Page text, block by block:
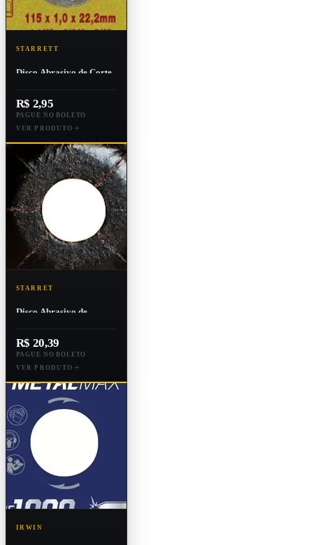
STARRETT
Disco Abrasivo de Corte
R$ 2,95
PAGUE NO BOLETO
VER PRODUTO
STARRET
Disco Abrasivo de
Diâmetro Externo
178x6,4x22,23mm
R$ 20,39
PAGUE NO BOLETO
VER PRODUTO
IRWIN